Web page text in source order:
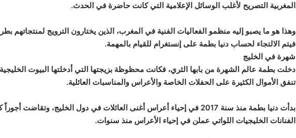
المغربية التصريح لأغلب الوسائل الإعلامية التي كانت حاضرة في الحدث.
وهذا هو ما يصبو إليه منظمو الفعاليات الفنية في المغرب، الذين يختارون الترويج لمنتجاتهم
فيتم الالتجاء لحساب دنيا بطمة على إنستغرام للقيام بالمهمة.
شهرة في الخليج
دخلت بطمة عالم الشهرة من بابها الثري، فكانت محظوظة بزيجتها التي أدخلتها البيوت
تنفق الأموال الكثيرة على الحفلات الخاصة والأعراس والمناسبات العائلية.
بدأت دنيا بطمة منذ سنة 2017 في إحياء أعراس أغنى العائلات في دول الخليج، وتقاضت
الفنانات الخليجيات اللواتي عملن في إحياء الأعراس منذ سنوات.